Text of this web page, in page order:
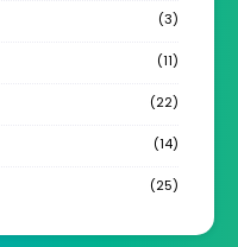
(3)
(11)
(22)
(14)
(25)